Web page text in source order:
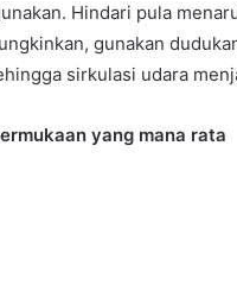
Hindari pula
gunakan
sirkulasi udara
yang mana rata